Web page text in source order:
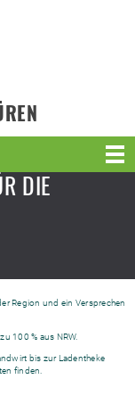
DIE
Region und ein Versprechen
100 % aus NRW.
bis zur Ladentheke
finden.